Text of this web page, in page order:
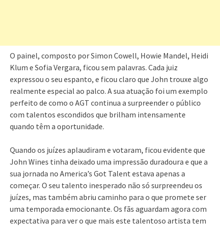
O painel, composto por Simon Cowell, Howie Mandel, Heidi
Klum e Sofia Vergara, ficou sem palavras. Cada juiz
expressou o seu espanto, e ficou claro que John trouxe algo
realmente especial ao palco. A sua atuação foi um exemplo
perfeito de como o AGT continua a surpreender o público
com talentos escondidos que brilham intensamente
quando têm a oportunidade.
Quando os juízes aplaudiram e votaram, ficou evidente que
John Wines tinha deixado uma impressão duradoura e que a
sua jornada no America’s Got Talent estava apenas a
começar. O seu talento inesperado não só surpreendeu os
juízes, mas também abriu caminho para o que promete ser
uma temporada emocionante. Os fãs aguardam agora com
expectativa para ver o que mais este talentoso artista tem